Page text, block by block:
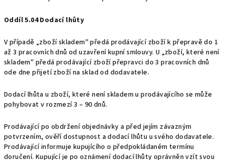
Oddíl 5.04 Dodací lhůty
V případě „zboží skladem" předá prodávající zboží k přepravě do 1
až 3 pracovních dnů od uzavření kupní smlouvy. U „zboží, které není
skladem" předá prodávající zboží přepravci do 3 pracovních dnů
ode dne přijetí zboží na sklad od dodavatele.
Dodací lhůta u zboží, které není skladem u prodávajícího se může
pohybovat v rozmezí 3 – 90 dnů.
Prodávající po obdržení objednávky a před jejím závazným
potvrzením, ověří dostupnost a dodací lhůtu u svého dodavatele.
Prodávající informuje kupujícího o předpokládaném termínu
doručení. Kupující je po oznámení dodací lhůty oprávněn vzít svou